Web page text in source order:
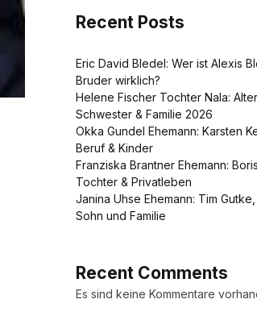
Recent Posts
Eric David Bledel: Wer ist Alexis
Bruder wirklich?
Helene Fischer Tochter Nala: Alter,
Schwester & Familie 2026
Okka Gundel Ehemann: Karsten
Beruf & Kinder
Franziska Brantner Ehemann:
Tochter & Privatleben
Janina Uhse Ehemann: Tim
Sohn und Familie
Recent Comments
Es sind keine Kommentare